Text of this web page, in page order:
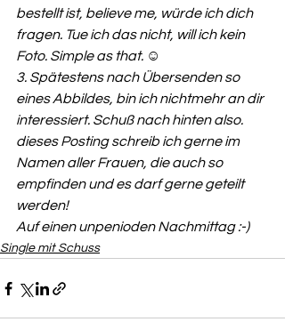
bestellt ist, believe me, würde ich dich
fragen. Tue ich das nicht, will ich kein
Foto. Simple as that. ☺
3. Spätestens nach Übersenden so
eines Abbildes, bin ich nichtmehr an dir
interessiert. Schuß nach hinten also.
dieses Posting schreib ich gerne im
Namen aller Frauen, die auch so
empfinden und es darf gerne geteilt
werden!
Auf einen unpenioden Nachmittag :-)
Single mit Schuss